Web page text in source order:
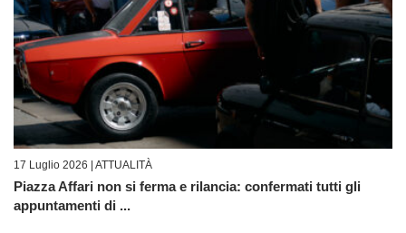
17 Luglio 2026 | ATTUALITÀ
Piazza Affari non si ferma e rilancia: confermati tutti gli
appuntamenti di ...